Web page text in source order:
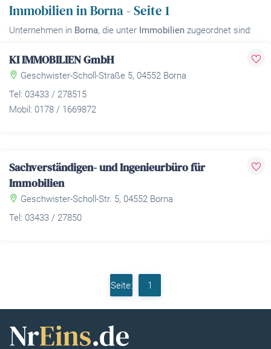
Immobilien in Borna - Seite 1
Unternehmen in Borna, die unter Immobilien zugeordnet sind:
KI IMMOBILIEN GmbH
Geschwister-Scholl-Straße 5, 04552 Borna
Tel: 03433 / 278515
Mobil: 0178 / 1669872
Sachverständigen- und Ingenieurbüro für
Immobilien
Geschwister-Scholl-Str. 5, 04552 Borna
Tel: 03433 / 27850
Seite: 1